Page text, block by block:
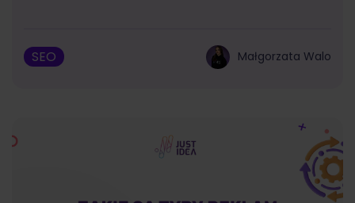
SEO Małgorzata Walo